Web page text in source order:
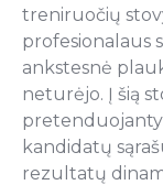
treniruočių
profesionalaus
ankstesnė
neturėjo. Į šią
kandidatų
rezultatų